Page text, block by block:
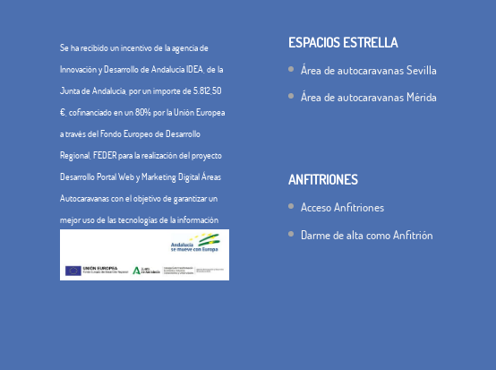
Se ha recibido un incentivo de la agencia de
Innovación y Desarrollo de Andalucía IDEA, de la
Junta de Andalucía, por un importe de 5.812,50
€, cofinanciado en un 80% por la Unión Europea
a través del Fondo Europeo de Desarrollo
Regional, FEDER para la realización del proyecto
Desarrollo Portal Web y Marketing Digital Áreas
Autocaravanas con el objetivo de garantizar un
mejor uso de las tecnologías de la información
ESPACIOS ESTRELLA
Área de autocaravanas Sevilla
Área de autocaravanas Mérida
ANFITRIONES
Acceso Anfitriones
Darme de alta como Anfitrión